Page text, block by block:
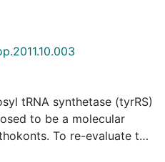
tRNA synthetase (tyrRS)
to be a molecular
To re-evaluate this
wide genomic survey of